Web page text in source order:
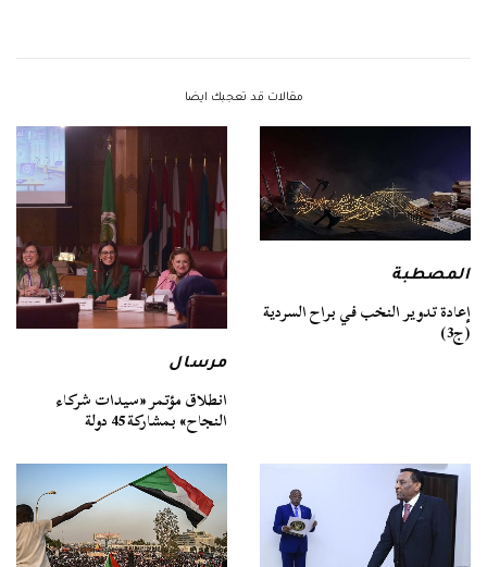
مقالات قد تعجبك ايضا
المصطبة
إعادة تدوير النخب في براح السردية
(ج3)
مرسال
انطلاق مؤتمر «سيدات شركاء
النجاح» بمشاركة 45 دولة